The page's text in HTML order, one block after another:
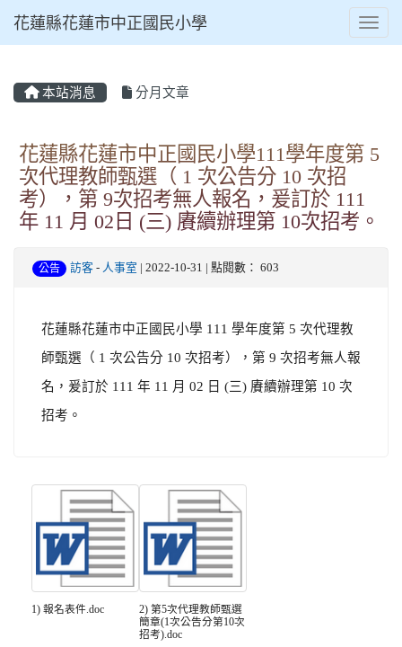
花蓮縣花蓮市中正國民小學
本站消息 分月文章
花蓮縣花蓮市中正國民小學111學年度第 5
次代理教師甄選（ 1 次公告分 10 次招
考），第 9次招考無人報名，爰訂於 111
年 11 月 02日 (三) 賡續辦理第 10次招考。
公告 訪客 - 人事室 | 2022-10-31 | 點閱數： 603
花蓮縣花蓮市中正國民小學 111 學年度第 5 次代理教
師甄選（ 1 次公告分 10 次招考），第 9 次招考無人報
名，爰訂於 111 年 11 月 02 日 (三) 賡續辦理第 10 次
招考。
1) 報名表件.doc
2) 第5次代理教師甄選
簡章(1次公告分第10次
招考).doc